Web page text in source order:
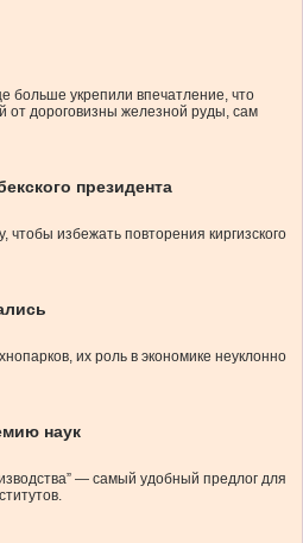
укрепили впечатление, что
от дороговизны железной руды, сам
президента
избежать повторения киргизского
их роль в экономике неуклонно
наук
— самый удобный предлог для